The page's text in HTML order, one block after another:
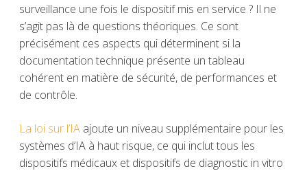
surveillance une fois le dispositif mis en service ? Il ne
s’agit pas là de questions théoriques. Ce sont
précisément ces aspects qui déterminent si la
documentation technique présente un tableau
cohérent en matière de sécurité, de performances et
de contrôle.
La loi sur l’IA ajoute un niveau supplémentaire pour les
systèmes d’IA à haut risque, ce qui inclut tous les
dispositifs médicaux et dispositifs de diagnostic in vitro